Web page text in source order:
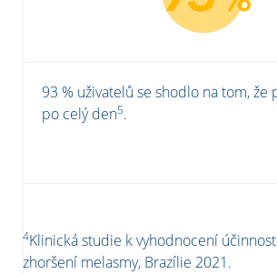
93 % uživatelů se shodlo na tom, že
po celý den5.
4Klinická studie k vyhodnocení
zhoršení melasmy, Brazílie 2021.